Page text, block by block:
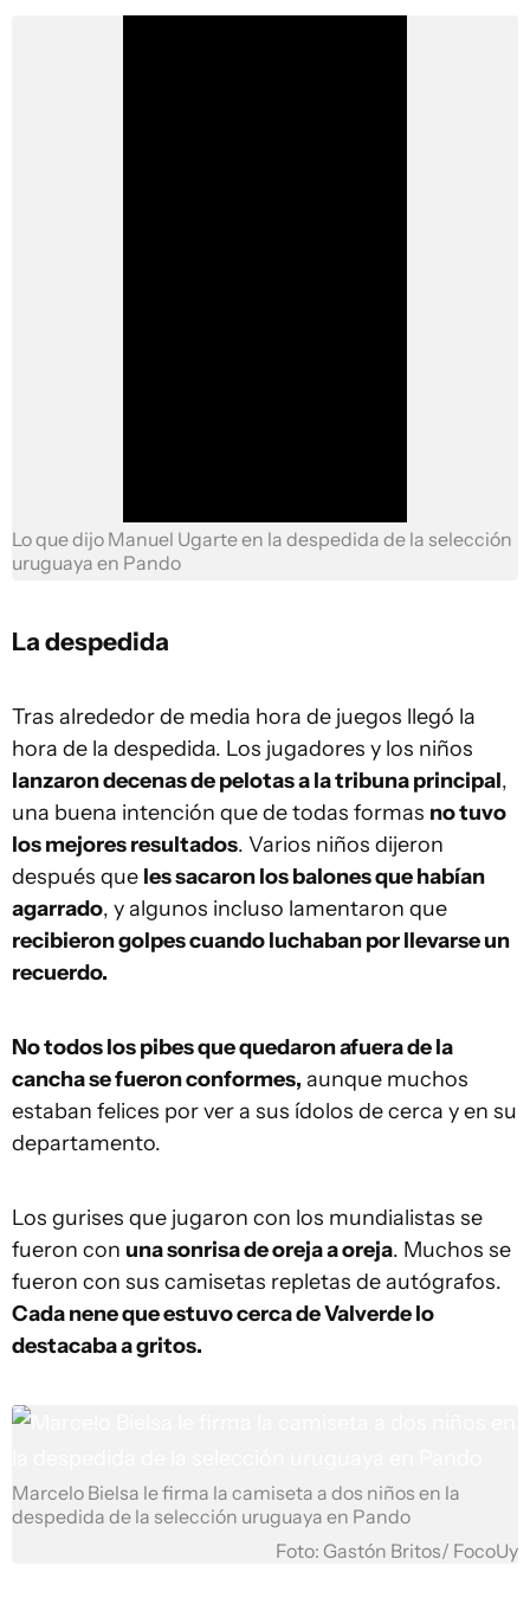
Lo que dijo Manuel Ugarte en la despedida de la selección
uruguaya en Pando
La despedida
Tras alrededor de media hora de juegos llegó la
hora de la despedida. Los jugadores y los niños
lanzaron decenas de pelotas a la tribuna principal,
una buena intención que de todas formas no tuvo
los mejores resultados. Varios niños dijeron
después que les sacaron los balones que habían
agarrado, y algunos incluso lamentaron que
recibieron golpes cuando luchaban por llevarse un
recuerdo.
No todos los pibes que quedaron afuera de la
cancha se fueron conformes, aunque muchos
estaban felices por ver a sus ídolos de cerca y en su
departamento.
Los gurises que jugaron con los mundialistas se
fueron con una sonrisa de oreja a oreja. Muchos se
fueron con sus camisetas repletas de autógrafos.
Cada nene que estuvo cerca de Valverde lo
destacaba a gritos.
Marcelo Bielsa le firma la camiseta a dos niños en la
despedida de la selección uruguaya en Pando
Foto: Gastón Britos/ FocoUy